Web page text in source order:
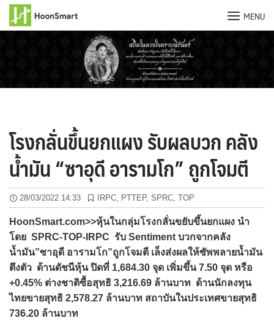
MENU
โรงกลั่นขึ้นยกแผง รับผลบวก คลัง
น้ำมัน “ซาอุดี อารามโก” ถูกโจมตี
28/03/2022 14:33 IRPC PTTEP, SPRC TOP
HoonSmart.com>>หุ้นในกลุ่มโรงกลั่นขยับขึ้นยกแผง นำ
โดย SPRC-TOP-IRPC รับ Sentiment บวกจากคลัง
น้ำมัน”ซาอุดี อารามโก”ถูกโจมตี เล็งส่งผลให้ซัพพลายน้ำมัน
ตึงตัว ด้านดัชนีหุ้น ปิดที่ 1,684.30 จุด เพิ่มขึ้น 7.50 จุด หรือ
+0.45% ต่างชาติซื้อสุทธิ 3,216.69 ล้านบาท ด้านนักลงทุน
ไทยขายสุทธิ 2,578.27 ล้านบาท สถาบันในประเทศขายสุทธิ
736.20 ล้านบาท